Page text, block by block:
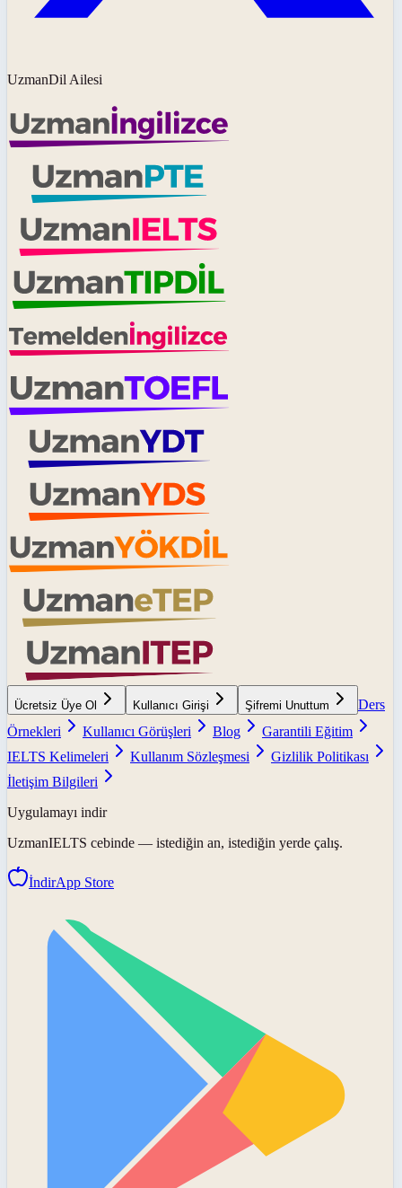
UzmanDil Ailesi
Ücretsiz Üye Ol Kullanıcı Girişi Şifremi Unuttum
Ders
Örnekleri
Kullanıcı Görüşleri Blog
Garantili Eğitim
IELTS Kelimeleri
Kullanım Sözleşmesi
Gizlilik Politikası
İletişim Bilgileri
Uygulamayı indir
UzmanIELTS cebinde — istediğin an, istediğin yerde çalış.
İndirApp Store